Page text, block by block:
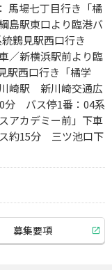
馬場七丁目行き「橘
島駅東口より臨港バ
鶴見駅西口行き
／新横浜駅前より臨
駅西口行き「橘学
崎駅 新川崎交通広
分 バス停1番：04系
アカデミー前」下車
約15分 三ツ池口下
募集要項